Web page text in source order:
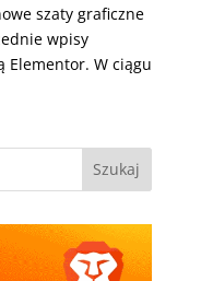
szaty graficzne
wpisy
Elementor. W ciągu